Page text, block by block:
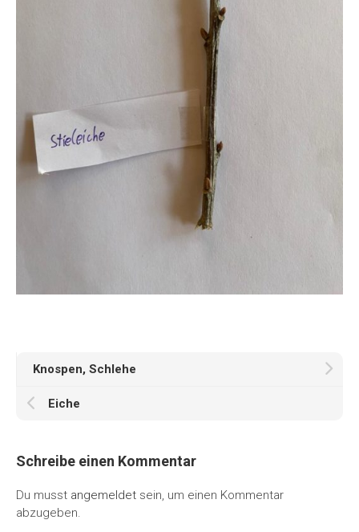
Knospen, Schlehe
Eiche
Schreibe einen Kommentar
Du musst angemeldet sein, um einen Kommentar
abzugeben.